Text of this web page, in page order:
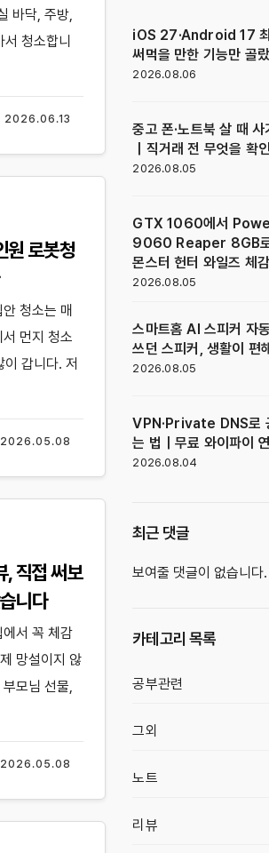
2026.06.13
바닥, 주방,
청소합니
원 로봇청
2026.05.08
청소는 매
먼지 청소
갑니다. 저
, 직접 써보
니다
2026.05.08
서 꼭 체감
망설이지 않
모님 선물,
iOS 27·Android 17
써먹을 만한 기능만 골
2026.08.06
중고 폰·노트북 살 때
｜직거래 전 무엇을 확
2026.08.05
GTX 1060에서
9060 Reaper 8GB로
몬스터 헌터 와일즈 체
2026.08.05
스마트홈 AI 스피커 자
쓰던 스피커, 생활이 편
2026.08.05
VPN·Private DNS로
는 법｜무료 와이파이
2026.08.04
최근 댓글
보여줄 댓글이 없습니다.
카테고리 목록
공부관련
그외
노트
리뷰